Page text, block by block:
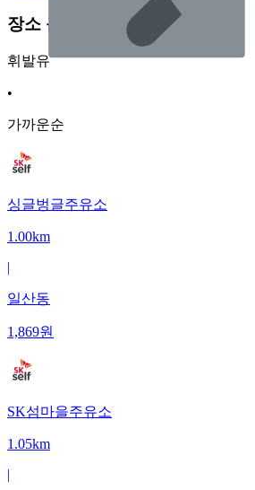
장소 근처 주유소
휘발유
•
가까운순
싱글벙글주유소
1.00km
|
일산동
1,869원
SK섬마을주유소
1.05km
|